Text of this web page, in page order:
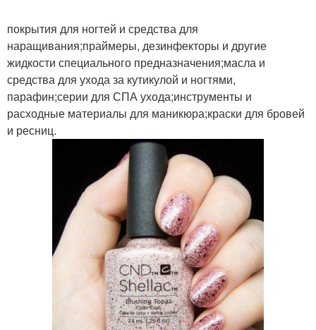
покрытия для ногтей и средства для
наращивания;праймеры, дезинфекторы и другие
жидкости специального предназначения;масла и
средства для ухода за кутикулой и ногтями,
парафин;серии для СПА ухода;инструменты и
расходные материалы для маникюра;краски для бровей
и ресниц.